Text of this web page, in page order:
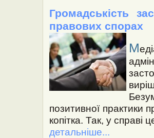
Громадськість
правових спорах
М
позитивної практики
копітка. Так, у справі
детальніше...